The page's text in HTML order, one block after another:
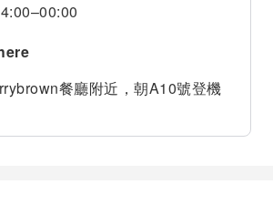
餐廳附近，朝A10號登機